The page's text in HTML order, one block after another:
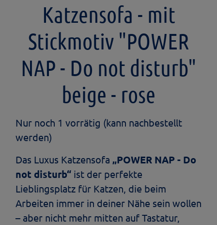
Katzensofa - mit
Stickmotiv "POWER
NAP - Do not disturb"
beige - rose
Nur noch 1 vorrätig (kann nachbestellt
werden)
Das Luxus Katzensofa „POWER NAP - Do
not disturb“ ist der perfekte
Lieblingsplatz für Katzen, die beim
Arbeiten immer in deiner Nähe sein wollen
– aber nicht mehr mitten auf Tastatur,